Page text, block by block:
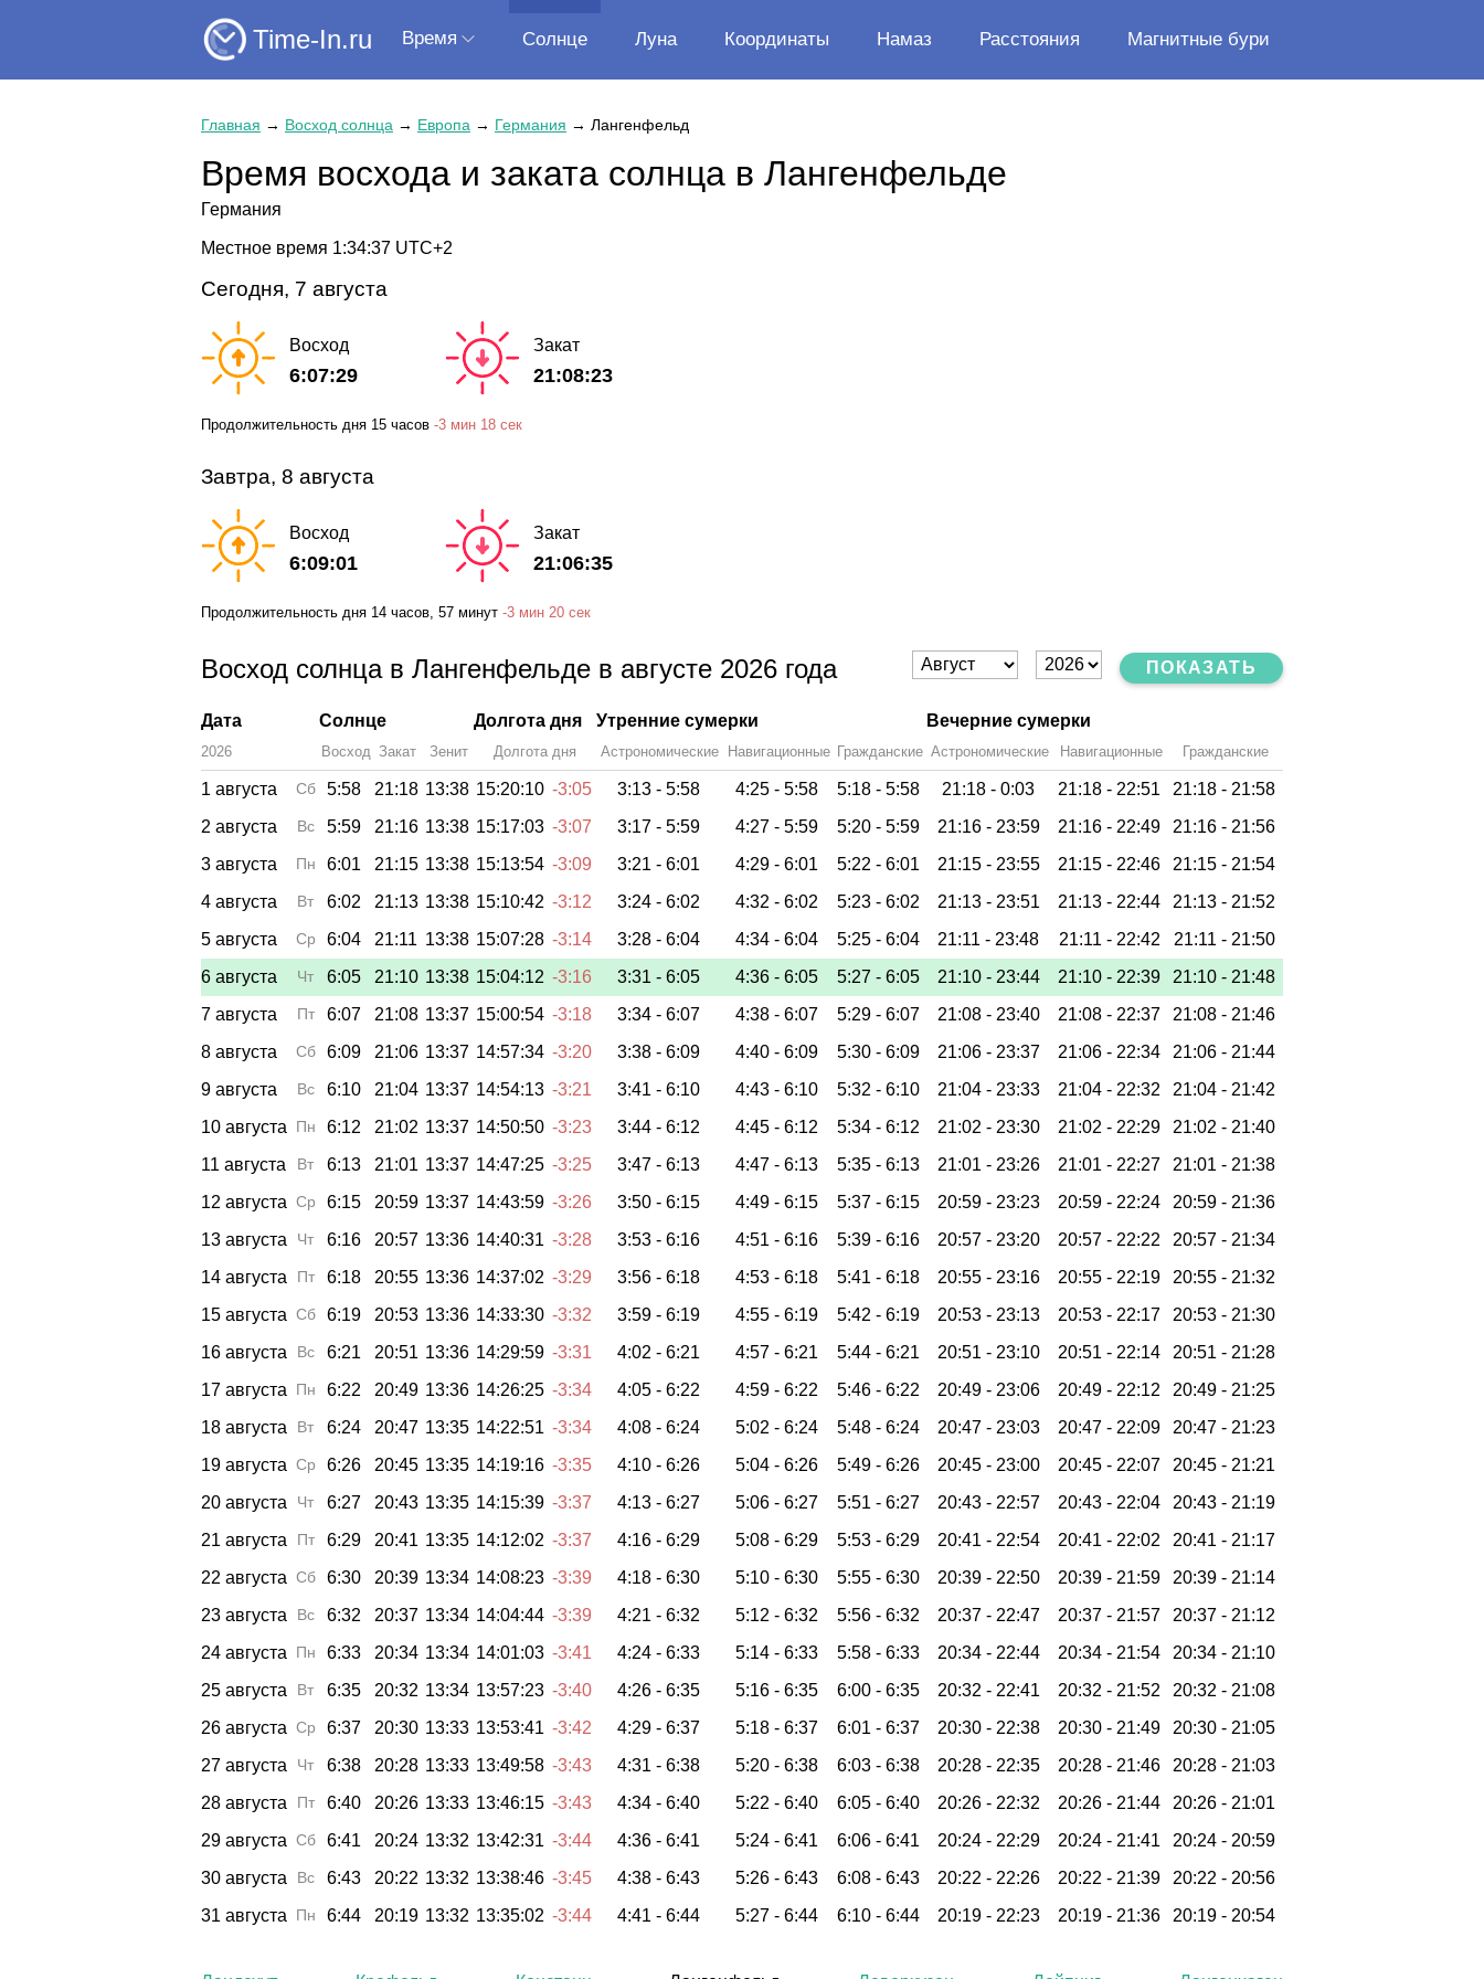
Time-In.ru Время Солнце Луна Координаты Намаз Расстояния Магнитные бури
Главная → Восход солнца → Европа → Германия → Лангенфельд
Время восхода и заката солнца в Лангенфельде
Германия
Местное время 1:34:38 UTC+2
Сегодня, 7 августа
Восход
6:07:29
Закат
21:08:23
Продолжительность дня 15 часов -3 мин 18 сек
Завтра, 8 августа
Восход
6:09:01
Закат
21:06:35
Продолжительность дня 14 часов, 57 минут -3 мин 20 сек
Восход солнца в Лангенфельде в августе 2026 года ПОКАЗАТЬ
Дата Солнце Долгота дня Утренние сумерки Вечерние сумерки
2026 Восход Закат Зенит Долгота дня Астрономические Навигационные Гражданские Астрономические Навигационные Гражданские
1 августа Сб 5:58 21:18 13:38 15:20:10 -3:05 3:13 - 5:58 4:25 - 5:58 5:18 - 5:58 21:18 - 0:03 21:18 - 22:51 21:18 - 21:58
2 августа
Вс 5:59 21:16 13:38 15:17:03 -3:07 3:17 - 5:59 4:27 - 5:59 5:20 - 5:59 21:16 - 23:59 21:16 - 22:49 21:16 - 21:56
3 августа
Пн 6:01 21:15 13:38 15:13:54 -3:09 3:21 - 6:01 4:29 - 6:01 5:22 - 6:01 21:15 - 23:55 21:15 - 22:46 21:15 - 21:54
4 августа
Вт 6:02 21:13 13:38 15:10:42 -3:12 3:24 - 6:02 4:32 - 6:02 5:23 - 6:02 21:13 - 23:51 21:13 - 22:44 21:13 - 21:52
5 августа
Ср 6:04 21:11 13:38 15:07:28 -3:14 3:28 - 6:04 4:34 - 6:04 5:25 - 6:04 21:11 - 23:48 21:11 - 22:42 21:11 - 21:50
6 августа
Чт 6:05 21:10 13:38 15:04:12 -3:16 3:31 - 6:05 4:36 - 6:05 5:27 - 6:05 21:10 - 23:44 21:10 - 22:39 21:10 - 21:48
7 августа
Пт 6:07 21:08 13:37 15:00:54 -3:18 3:34 - 6:07 4:38 - 6:07 5:29 - 6:07 21:08 - 23:40 21:08 - 22:37 21:08 - 21:46
8 августа
Сб 6:09 21:06 13:37 14:57:34 -3:20 3:38 - 6:09 4:40 - 6:09 5:30 - 6:09 21:06 - 23:37 21:06 - 22:34 21:06 - 21:44
9 августа
Вс 6:10 21:04 13:37 14:54:13 -3:21 3:41 - 6:10 4:43 - 6:10 5:32 - 6:10 21:04 - 23:33 21:04 - 22:32 21:04 - 21:42
10 августа
Пн 6:12 21:02 13:37 14:50:50 -3:23 3:44 - 6:12 4:45 - 6:12 5:34 - 6:12 21:02 - 23:30 21:02 - 22:29 21:02 - 21:40
11 августа
Вт 6:13 21:01 13:37 14:47:25 -3:25 3:47 - 6:13 4:47 - 6:13 5:35 - 6:13 21:01 - 23:26 21:01 - 22:27 21:01 - 21:38
12 августа Ср 6:15 20:59 13:37 14:43:59 -3:26 3:50 - 6:15 4:49 - 6:15 5:37 - 6:15 20:59 - 23:23 20:59 - 22:24 20:59 - 21:36
13 августа
Чт 6:16 20:57 13:36 14:40:31 -3:28 3:53 - 6:16 4:51 - 6:16 5:39 - 6:16 20:57 - 23:20 20:57 - 22:22 20:57 - 21:34
14 августа
Пт 6:18 20:55 13:36 14:37:02 -3:29 3:56 - 6:18 4:53 - 6:18 5:41 - 6:18 20:55 - 23:16 20:55 - 22:19 20:55 - 21:32
15 августа Сб 6:19 20:53 13:36 14:33:30 -3:32 3:59 - 6:19 4:55 - 6:19 5:42 - 6:19 20:53 - 23:13 20:53 - 22:17 20:53 - 21:30
16 августа
Вс 6:21 20:51 13:36 14:29:59 -3:31 4:02 - 6:21 4:57 - 6:21 5:44 - 6:21 20:51 - 23:10 20:51 - 22:14 20:51 - 21:28
17 августа
Пн 6:22 20:49 13:36 14:26:25 -3:34 4:05 - 6:22 4:59 - 6:22 5:46 - 6:22 20:49 - 23:06 20:49 - 22:12 20:49 - 21:25
18 августа
Вт 6:24 20:47 13:35 14:22:51 -3:34 4:08 - 6:24 5:02 - 6:24 5:48 - 6:24 20:47 - 23:03 20:47 - 22:09 20:47 - 21:23
19 августа Ср 6:26 20:45 13:35 14:19:16 -3:35 4:10 - 6:26 5:04 - 6:26 5:49 - 6:26 20:45 - 23:00 20:45 - 22:07 20:45 - 21:21
20 августа
Чт 6:27 20:43 13:35 14:15:39 -3:37 4:13 - 6:27 5:06 - 6:27 5:51 - 6:27 20:43 - 22:57 20:43 - 22:04 20:43 - 21:19
21 августа
Пт 6:29 20:41 13:35 14:12:02 -3:37 4:16 - 6:29 5:08 - 6:29 5:53 - 6:29 20:41 - 22:54 20:41 - 22:02 20:41 - 21:17
22 августа Сб 6:30 20:39 13:34 14:08:23 -3:39 4:18 - 6:30 5:10 - 6:30 5:55 - 6:30 20:39 - 22:50 20:39 - 21:59 20:39 - 21:14
23 августа
Вс 6:32 20:37 13:34 14:04:44 -3:39 4:21 - 6:32 5:12 - 6:32 5:56 - 6:32 20:37 - 22:47 20:37 - 21:57 20:37 - 21:12
24 августа
Пн 6:33 20:34 13:34 14:01:03 -3:41 4:24 - 6:33 5:14 - 6:33 5:58 - 6:33 20:34 - 22:44 20:34 - 21:54 20:34 - 21:10
25 августа
Вт 6:35 20:32 13:34 13:57:23 -3:40 4:26 - 6:35 5:16 - 6:35 6:00 - 6:35 20:32 - 22:41 20:32 - 21:52 20:32 - 21:08
26 августа Ср 6:37 20:30 13:33 13:53:41 -3:42 4:29 - 6:37 5:18 - 6:37 6:01 - 6:37 20:30 - 22:38 20:30 - 21:49 20:30 - 21:05
27 августа
Чт 6:38 20:28 13:33 13:49:58 -3:43 4:31 - 6:38 5:20 - 6:38 6:03 - 6:38 20:28 - 22:35 20:28 - 21:46 20:28 - 21:03
28 августа
Пт 6:40 20:26 13:33 13:46:15 -3:43 4:34 - 6:40 5:22 - 6:40 6:05 - 6:40 20:26 - 22:32 20:26 - 21:44 20:26 - 21:01
29 августа Сб 6:41 20:24 13:32 13:42:31 -3:44 4:36 - 6:41 5:24 - 6:41 6:06 - 6:41 20:24 - 22:29 20:24 - 21:41 20:24 - 20:59
30 августа
Вс 6:43 20:22 13:32 13:38:46 -3:45 4:38 - 6:43 5:26 - 6:43 6:08 - 6:43 20:22 - 22:26 20:22 - 21:39 20:22 - 20:56
31 августа
Пн 6:44 20:19 13:32 13:35:02 -3:44 4:41 - 6:44 5:27 - 6:44 6:10 - 6:44 20:19 - 22:23 20:19 - 21:36 20:19 - 20:54